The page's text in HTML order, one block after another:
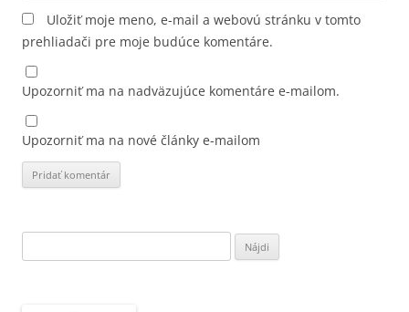
Uložiť moje meno, e-mail a webovú stránku v tomto
prehliadači pre moje budúce komentáre.
Upozorniť ma na nadväzujúce komentáre e-mailom.
Upozorniť ma na nové články e-mailom